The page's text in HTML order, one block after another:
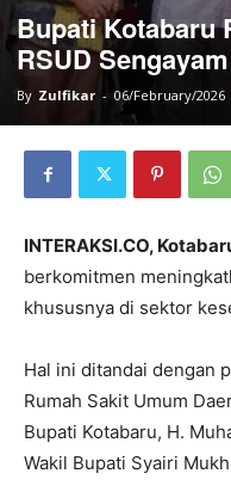
Bupati Kotabaru
RSUD
By Zulfikar - 06/February/2026
INTERAKSI.CO,
berkomitmen
khususnya di sektor
Hal ini ditandai dengan
Rumah Sakit Umum
Bupati Kotabaru, H.
Wakil Bupati Syairi